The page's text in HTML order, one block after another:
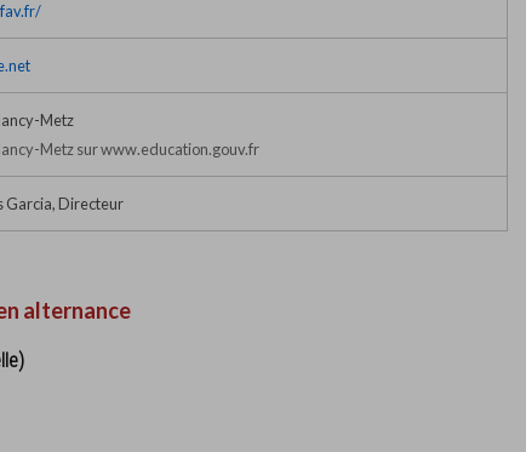
Metz
Metz sur www.education.gouv.fr
Garcia, Directeur
alternance